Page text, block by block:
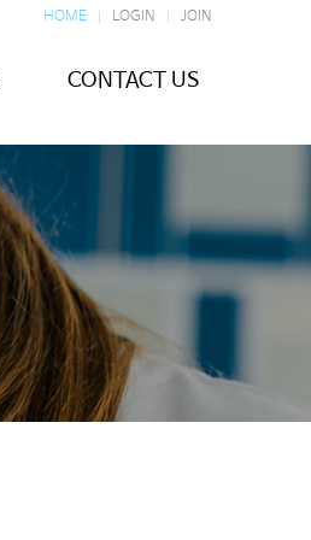
HOME LOGIN JOIN
CONTACT US